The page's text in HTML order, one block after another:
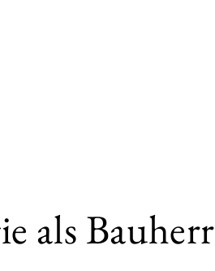
als Bauherr